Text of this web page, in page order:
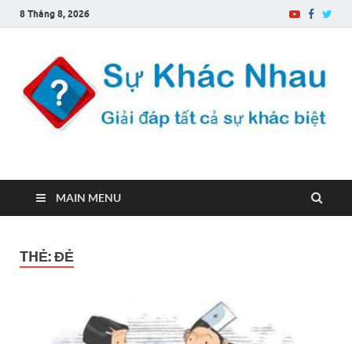
8 Tháng 8, 2026
Sự Khác Nhau
MAIN MENU
THẺ:ĐẺ